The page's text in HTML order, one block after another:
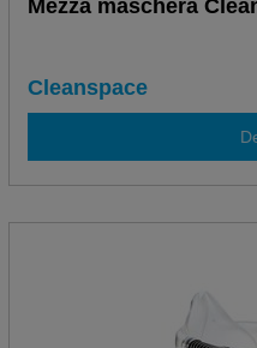
Mezza maschera
Cleanspace